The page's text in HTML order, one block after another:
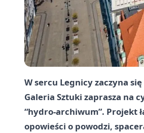
W sercu Legnicy zaczyna
Galeria Sztuki zaprasza na
“hydro-archiwum”. Projekt
opowieści o powodzi,